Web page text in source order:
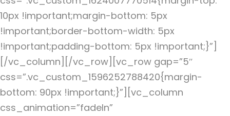
10px !important;margin-bottom: 5px
!important;border-bottom-width: 5px
!important;padding-bottom: 5px !important;}”]
[/vc_column][/vc_row][vc_row gap=”5″
css=”.vc_custom_1596252788420{margin-
bottom: 90px !important;}”][vc_column
css_animation=”fadeIn”